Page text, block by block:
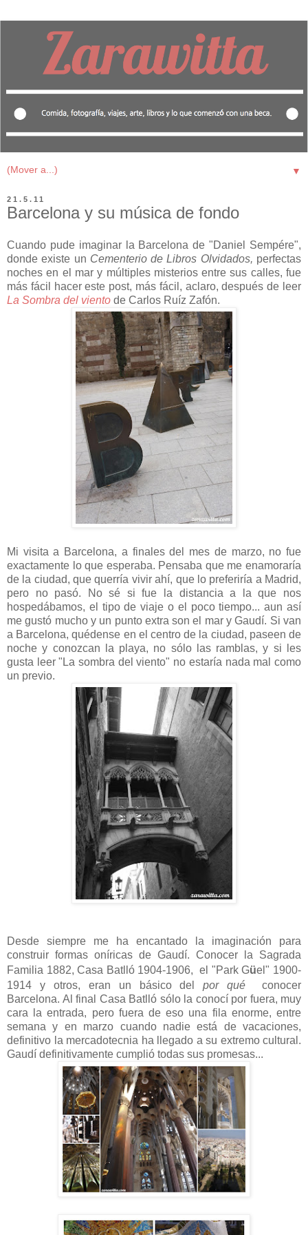
▼
21.5.11
Barcelona y su música de fondo
Cuando pude imaginar la Barcelona de "Daniel Sempére",
donde existe un Cementerio de Libros Olvidados, perfectas
noches en el mar y múltiples misterios entre sus calles, fue
más fácil hacer este post, más fácil, aclaro, después de leer
La Sombra del viento de Carlos Ruíz Zafón.
Mi visita a Barcelona, a finales del mes de marzo, no fue
exactamente lo que esperaba. Pensaba que me enamoraría
de la ciudad, que querría vivir ahí, que lo preferiría a Madrid,
pero no pasó. No sé si fue la distancia a la que nos
hospedábamos, el tipo de viaje o el poco tiempo... aun así
me gustó mucho y un punto extra son el mar y Gaudí. Si van
a Barcelona, quédense en el centro de la ciudad, paseen de
noche y conozcan la playa, no sólo las ramblas, y si les
gusta leer "La sombra del viento" no estaría nada mal como
un previo.
Desde siempre me ha encantado la imaginación para
construir formas oníricas de Gaudí. Conocer la Sagrada
Familia 1882, Casa Batlló 1904-1906, el "Park Güel" 1900-
1914 y otros, eran un básico delpor qué conocer
Barcelona. Al final Casa Batlló sólo la conocí por fuera, muy
cara la entrada, pero fuera de eso una fila enorme, entre
semana y en marzo cuando nadie está de vacaciones,
definitivo la mercadotecnia ha llegado a su extremo cultural.
Gaudí definitivamente cumplió todas sus promesas...